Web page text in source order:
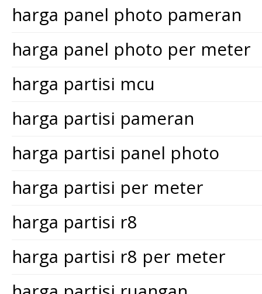
harga panel photo pameran
harga panel photo per meter
harga partisi mcu
harga partisi pameran
harga partisi panel photo
harga partisi per meter
harga partisi r8
harga partisi r8 per meter